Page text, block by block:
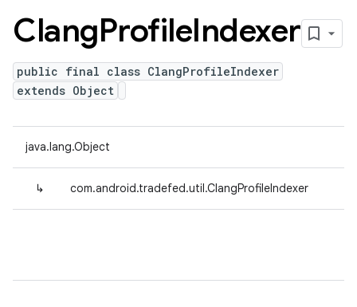
ClangProfileIndexer
public final class ClangProfileIndexer
extends Object
java.lang.Object
↳ com.android.tradefed.util.ClangProfileIndexer